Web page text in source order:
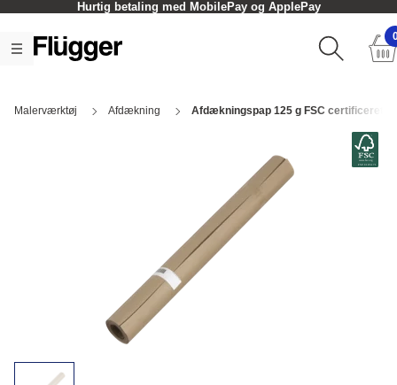
Hurtig betaling med MobilePay og ApplePay
Malerværktøj Afdækning Afdækningspap 125 g FSC certificeret